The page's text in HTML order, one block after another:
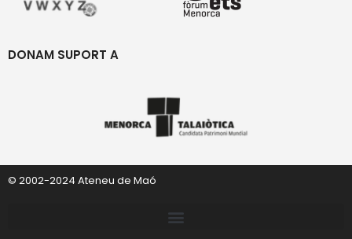
DONAM SUPORT A
© 2002-2024 Ateneu de Maó